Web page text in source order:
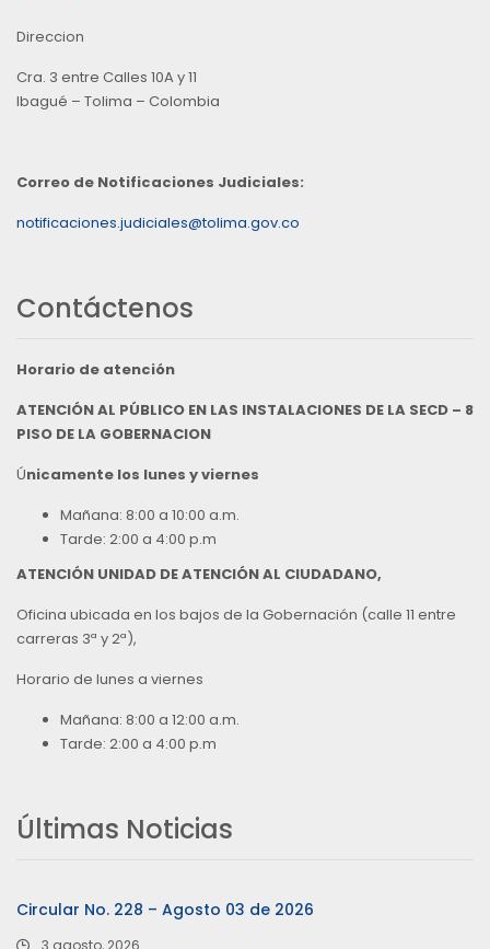
Direccion
Cra. 3 entre Calles 10A y 11
Ibagué – Tolima – Colombia
Correo de Notificaciones Judiciales:
notificaciones.judiciales@tolima.gov.co
Contáctenos
Horario de atención
ATENCIÓN AL PÚBLICO EN LAS INSTALACIONES DE LA SECD – 8
PISO DE LA GOBERNACION
Únicamente los lunes y viernes
Mañana: 8:00 a 10:00 a.m.
Tarde: 2:00 a 4:00 p.m
ATENCIÓN UNIDAD DE ATENCIÓN AL CIUDADANO,
Oficina ubicada en los bajos de la Gobernación (calle 11 entre
carreras 3ª y 2ª),
Horario de lunes a viernes
Mañana: 8:00 a 12:00 a.m.
Tarde: 2:00 a 4:00 p.m
Últimas Noticias
Circular No. 228 – Agosto 03 de 2026
3 agosto, 2026